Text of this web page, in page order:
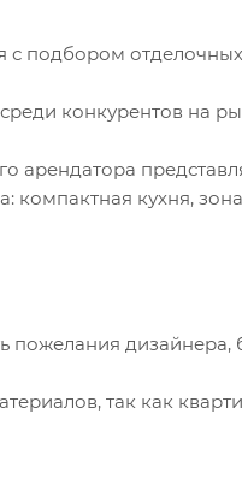
с подбором
конкурентов на
арендатора
компактная кухня,
дизайнера,
так как